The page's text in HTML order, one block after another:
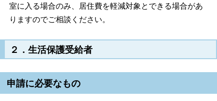
室に入る場合のみ、居住費を軽減対象とできる場合があ
りますのでご相談ください。
２．生活保護受給者
申請に必要なもの